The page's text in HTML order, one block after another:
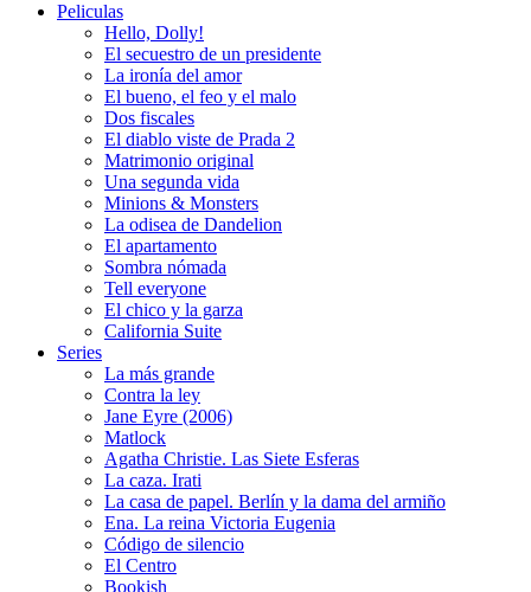
Peliculas
Hello, Dolly!
El secuestro de un presidente
La ironía del amor
El bueno, el feo y el malo
Dos fiscales
El diablo viste de Prada 2
Matrimonio original
Una segunda vida
Minions & Monsters
La odisea de Dandelion
El apartamento
Sombra nómada
Tell everyone
El chico y la garza
California Suite
Series
La más grande
Contra la ley
Jane Eyre (2006)
Matlock
Agatha Christie. Las Siete Esferas
La caza. Irati
La casa de papel. Berlín y la dama del armiño
Ena. La reina Victoria Eugenia
Código de silencio
El Centro
Bookish